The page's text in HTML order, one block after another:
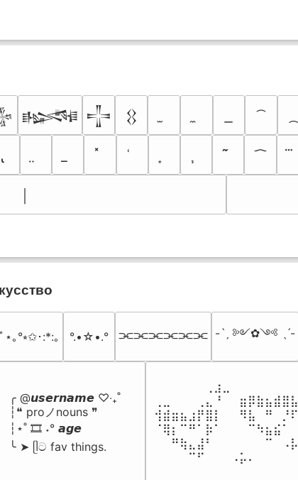
𒈙 𒋲 𒌐
⋆｡°⭒✩･:*:｡ °.•☆•.° ⫘⫘⫘⫘⫘⫘ -ˋˏ ༻✿༺ ˎˊ-
╭ @𝙪𝙨𝙚𝙧𝙣𝙖𝙢𝙚 ♡‧₊˚
┆❝ proノnouns ❞
┆⋆˚ 🎞️ ˖° 𝙖𝙜𝙚
╰ ➤ ᥫට fav things.
⠀⠀⠀⠀⠀⠀⢀⣰⣀⠀⠀⠀⠀⠀⠀⠀⠀
⢀⣀⠀⠀⠀⢀⣄⠘⠀⠀⣶⡿⣷⣦⣾⣿⣧
⢺⣾⣶⣦⣰⡟⣿⡇⠀⠀⠻⣧⠀⠛⠀⡘⠏
⠈⢿⡆⠉⠛⠁⡷⠁⠀⠀⠀⠉⠳⣦⣮⠁⠀
⠀⠀⠛⢷⣄⣼⠃⠀⠀⠀⠀⠀⠀⠉⠀⠠⡧
⠀⠀⠀⠀⠉⠋⠀⠀⠀⠠⡥⠄⠀⠀⠀⠀⠀